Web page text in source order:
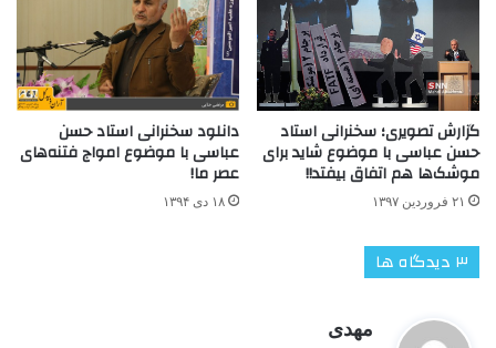
گزارش تصویری؛ سخنرانی استاد
حسن عباسی با موضوع شاید برای
موشک‌ها هم اتفاق بیفتد!!
۲۱ فروردین ۱۳۹۷
دانلود سخنرانی استاد حسن
عباسی با موضوع امواج فتنه‌های
عصر ما!
۱۸ دی ۱۳۹۴
‫۳ دیدگاه ها
مهدی